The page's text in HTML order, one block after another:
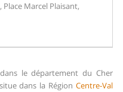
Marcel Plaisant,
le département du Cher
dans la Région Centre-Val